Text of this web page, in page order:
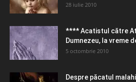
28 iulie 2010
**** Acatistul către
Dumnezeu, la vreme
5 octombrie 2010
Despre păcatul